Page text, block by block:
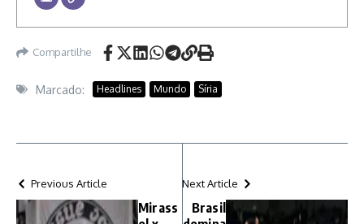
Compartilhe
Marcado: Headlines Mundo Síria
Previous Article
Mirass
Next Article
Brasil